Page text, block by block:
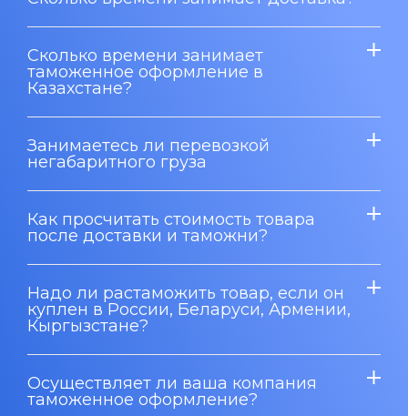
Сколько времени занимает
таможенное оформление в
Казахстане?
Занимаетесь ли перевозкой
негабаритного груза
Как просчитать стоимость товара
после доставки и таможни?
Надо ли растаможить товар, если он
куплен в России, Беларуси, Армении,
Кыргызстане?
Осуществляет ли ваша компания
таможенное оформление?